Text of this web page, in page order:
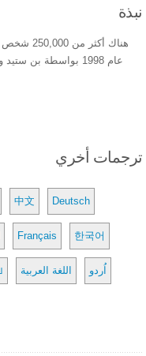
نبذة
هناك
عام 1998 بواسطة بن ستيد و أصبح جزأ من شبكة Heartlight فى عام 2000
ترجمات أخري
中文 Deutsch
Français 한국어
اللغة العربية اُردو